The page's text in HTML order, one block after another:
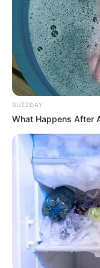
BUZZDAY
What Happens After